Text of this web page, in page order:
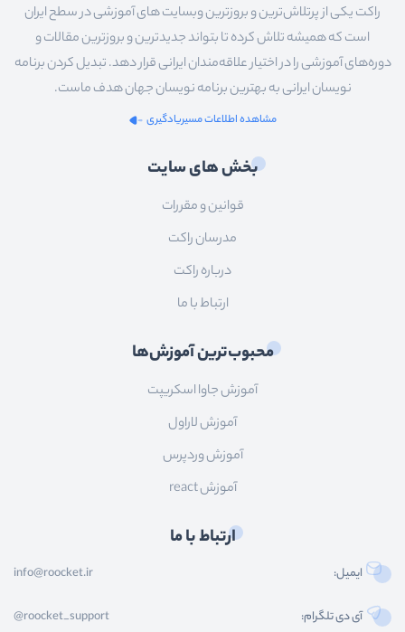
راکت یکی از پرتلاش‌ترین و بروزترین وبسایت های آموزشی در سطح ایران
است که همیشه تلاش کرده تا بتواند جدیدترین و بروزترین مقالات و
دوره‌های آموزشی را در اختیار علاقه‌مندان ایرانی قرار دهد. تبدیل کردن برنامه
نویسان ایرانی به بهترین برنامه نویسان جهان هدف ماست.
مشاهده اطلاعات مسیریادگیری
بخش های سایت
قوانین و مقررات
مدرسان راکت
درباره راکت
ارتباط با ما
محبوب‌ترین آموزش‌ها
آموزش جاوا اسکریپت
آموزش لاراول
آموزش وردپرس
آموزش react
ارتباط با ما
ایمیل: info@roocket.ir
آی دی تلگرام: @roocket_support